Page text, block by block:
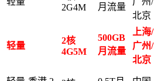
2G4M
月流量
北京
轻量
2核
4G5M
500GB
月流量
上海/
广州/
北京